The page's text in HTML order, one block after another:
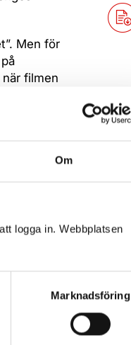
Om
logga in. Webbplatsen
Marknadsföring
Men för
filmen
en hel
I